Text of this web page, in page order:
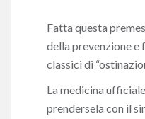
Fatta questa
della prevenzione e
classici di
La medicina
prendersela con il